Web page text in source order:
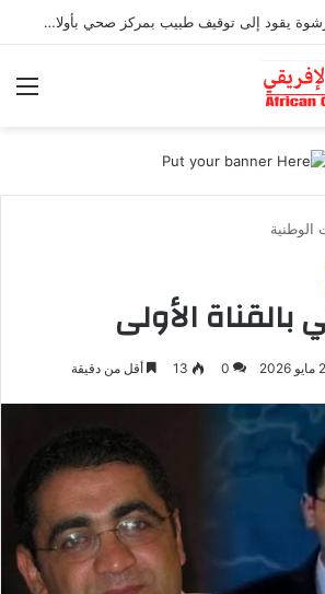
الاشتباه في تلقي رشوة يقود إلى توقيف طبيب بمركز صحي بأولاد افرج
الوطنية
بالقناة الأولى
0
13 أقل من دقيقة